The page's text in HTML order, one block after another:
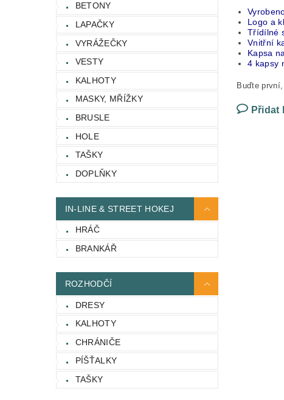
BETONY
LAPAČKY
VYRÁŽEČKY
VESTY
KALHOTY
MASKY, MŘÍŽKY
BRUSLE
HOLE
TAŠKY
DOPLŇKY
IN-LINE & STREET HOKEJ
HRÁČ
BRANKÁŘ
ROZHODČÍ
DRESY
KALHOTY
CHRÁNIČE
PÍŠŤALKY
TAŠKY
Logo a
Třídílné
Vnitřní
Kapsa
4 kapsy
Buďte
Přidat